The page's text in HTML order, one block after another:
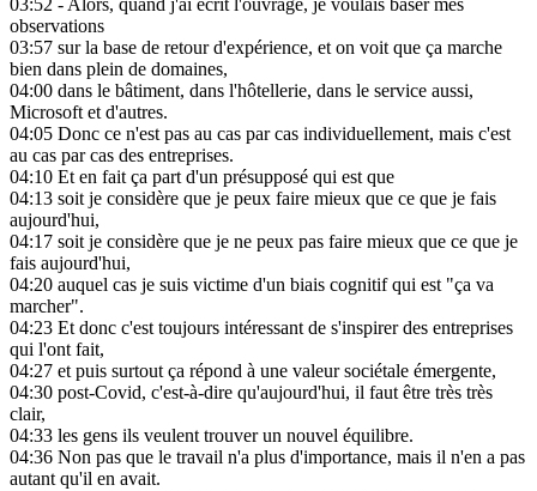
03:52 - Alors, quand j'ai écrit l'ouvrage, je voulais baser mes
observations
03:57 sur la base de retour d'expérience, et on voit que ça marche
bien dans plein de domaines,
04:00 dans le bâtiment, dans l'hôtellerie, dans le service aussi,
Microsoft et d'autres.
04:05 Donc ce n'est pas au cas par cas individuellement, mais c'est
au cas par cas des entreprises.
04:10 Et en fait ça part d'un présupposé qui est que
04:13 soit je considère que je peux faire mieux que ce que je fais
aujourd'hui,
04:17 soit je considère que je ne peux pas faire mieux que ce que je
fais aujourd'hui,
04:20 auquel cas je suis victime d'un biais cognitif qui est "ça va
marcher".
04:23 Et donc c'est toujours intéressant de s'inspirer des entreprises
qui l'ont fait,
04:27 et puis surtout ça répond à une valeur sociétale émergente,
04:30 post-Covid, c'est-à-dire qu'aujourd'hui, il faut être très très
clair,
04:33 les gens ils veulent trouver un nouvel équilibre.
04:36 Non pas que le travail n'a plus d'importance, mais il n'en a pas
autant qu'il en avait.